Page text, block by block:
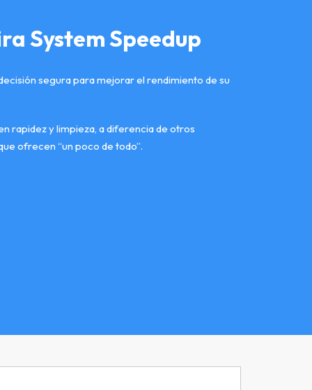
System Speedup
segura para mejorar el rendimiento de su
rapidez y limpieza, a diferencia de otros
ofrecen “un poco de todo”.